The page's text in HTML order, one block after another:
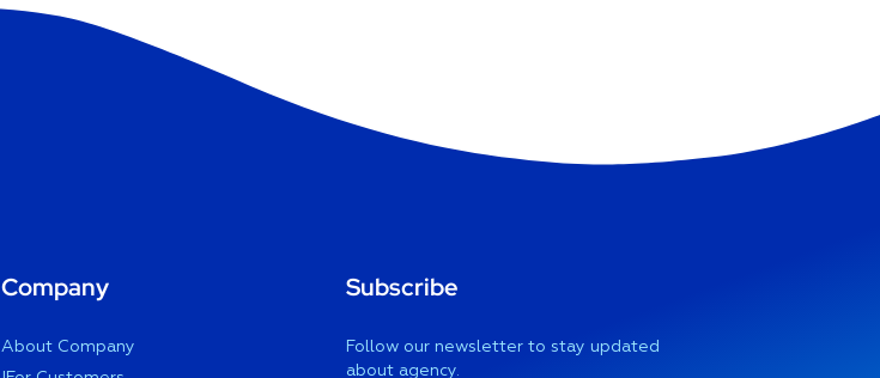
Company
About Company
Subscribe
Follow our newsletter to stay updated
about agency.